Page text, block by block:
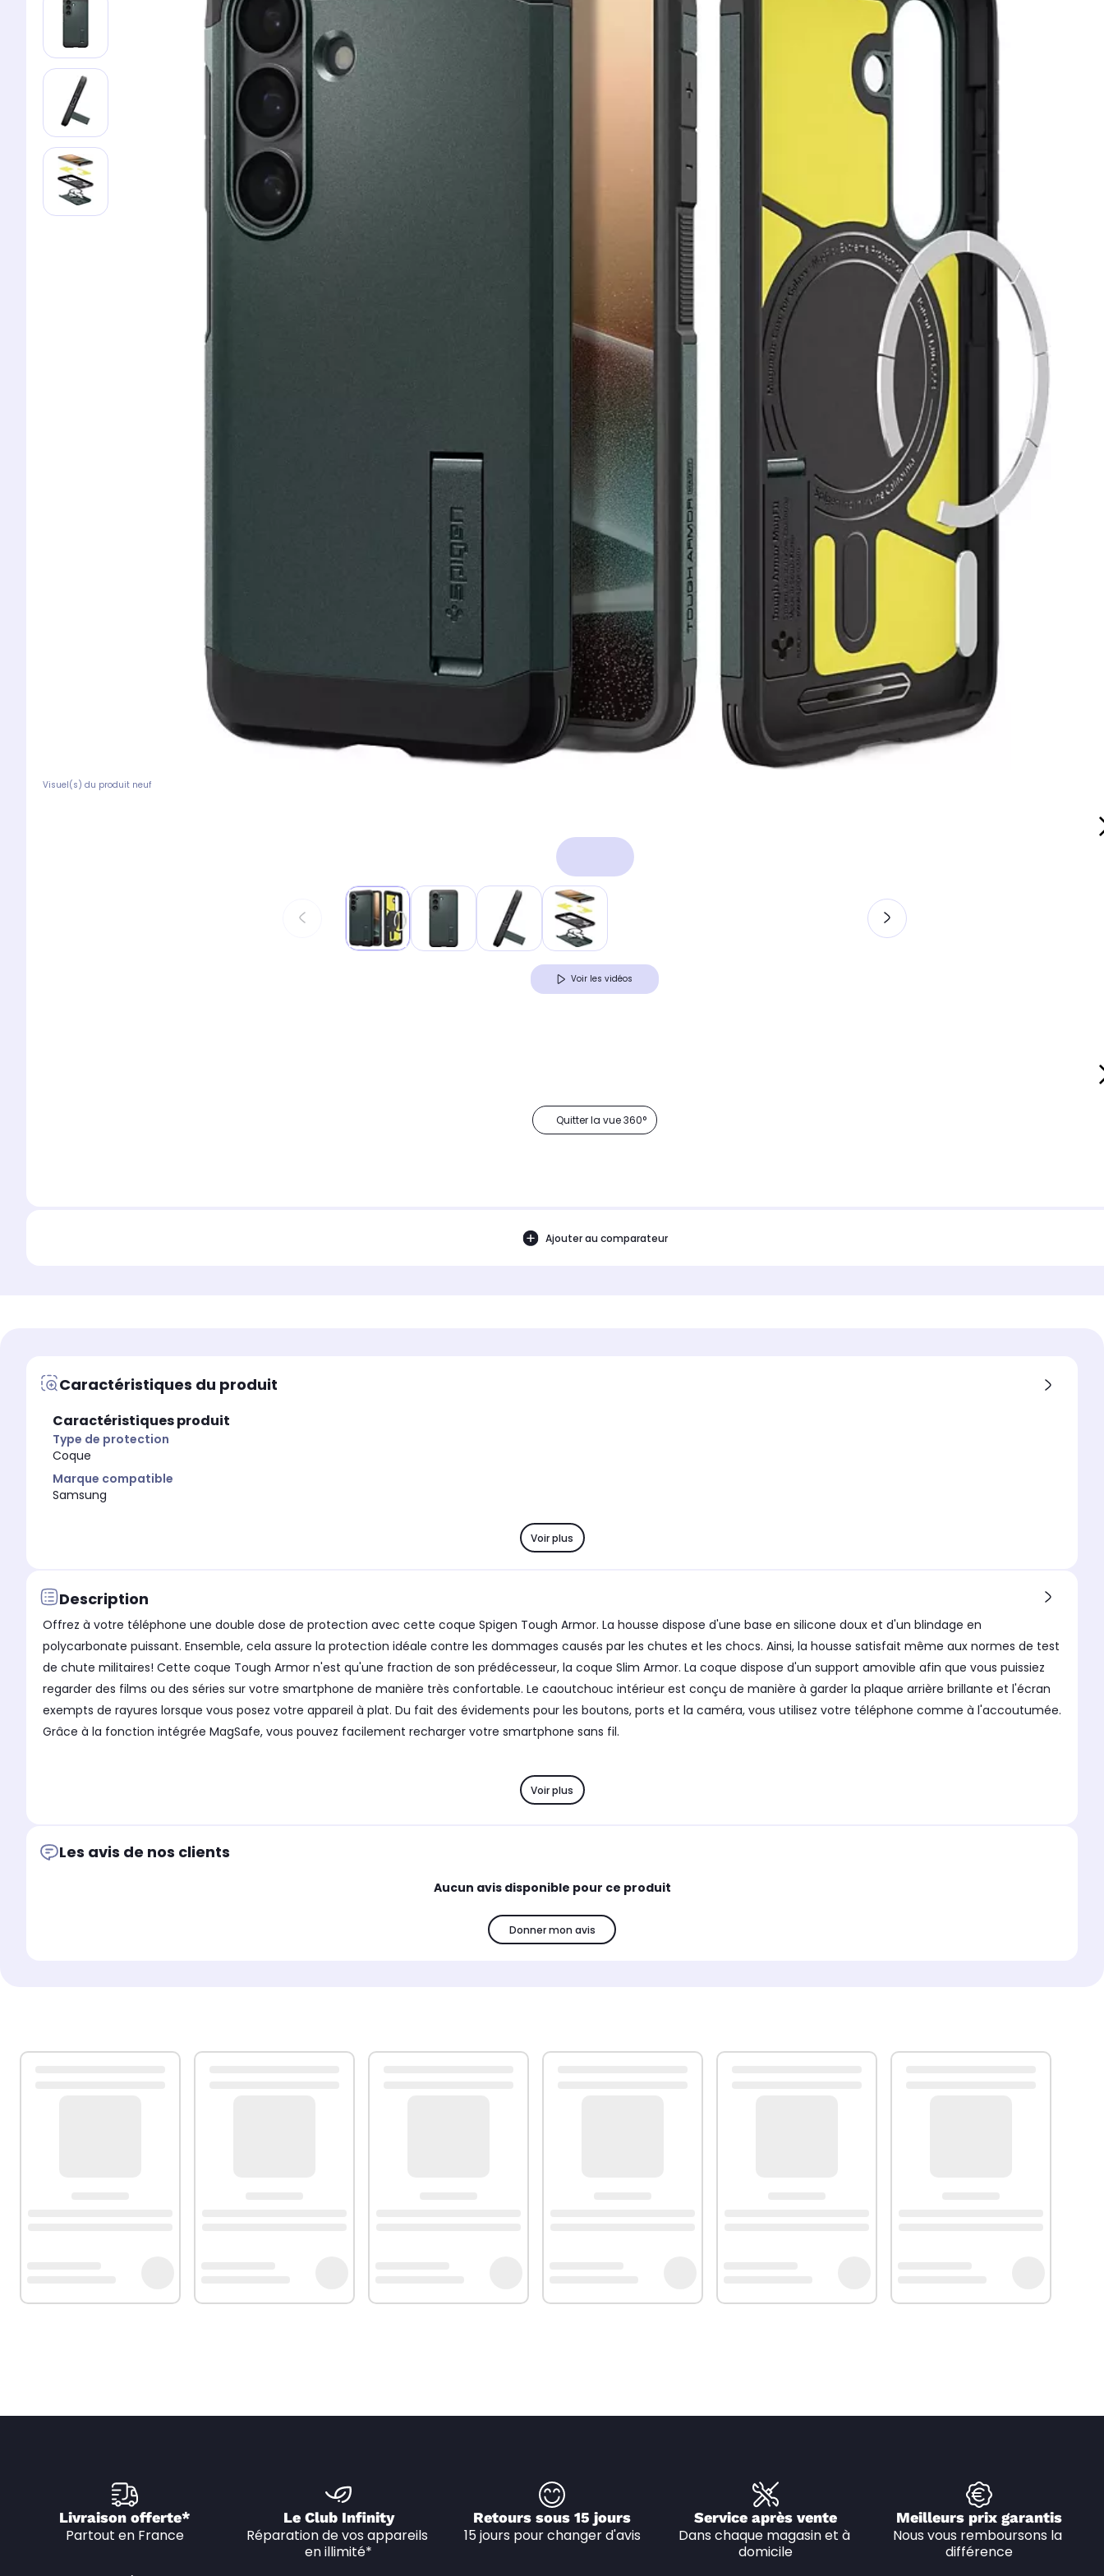
Visuel(s) du produit neuf
Voir les vidéos
Quitter la vue 360°
Ajouter au comparateur
Caractéristiques du produit
Caractéristiques produit
Type de protection
Coque
Marque compatible
Samsung
Voir plus
Description
Offrez à votre téléphone une double dose de protection avec cette coque Spigen Tough Armor. La housse dispose d'une base en silicone doux et d'un blindage en
polycarbonate puissant. Ensemble, cela assure la protection idéale contre les dommages causés par les chutes et les chocs. Ainsi, la housse satisfait même aux normes de test
de chute militaires! Cette coque Tough Armor n'est qu'une fraction de son prédécesseur, la coque Slim Armor. La coque dispose d'un support amovible afin que vous puissiez
regarder des films ou des séries sur votre smartphone de manière très confortable. Le caoutchouc intérieur est conçu de manière à garder la plaque arrière brillante et l'écran
exempts de rayures lorsque vous posez votre appareil à plat. Du fait des évidements pour les boutons, ports et la caméra, vous utilisez votre téléphone comme à l'accoutumée.
Grâce à la fonction intégrée MagSafe, vous pouvez facilement recharger votre smartphone sans fil.
Voir plus
Les avis de nos clients
Aucun avis disponible pour ce produit
Donner mon avis
Livraison offerte*
Partout en France
Le Club Infinity
Réparation de vos appareils
en illimité*
Retours sous 15 jours
15 jours pour changer d'avis
Service après vente
Dans chaque magasin et à
domicile
Meilleurs prix garantis
Nous vous remboursons la
différence